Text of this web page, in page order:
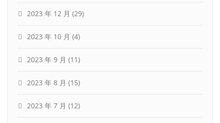
2023 年 12 月 (29)
2023 年 10 月 (4)
2023 年 9 月 (11)
2023 年 8 月 (15)
2023 年 7 月 (12)